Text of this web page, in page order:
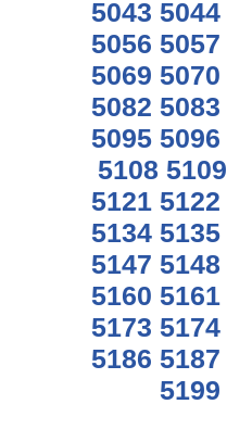
5043 5044
5056 5057
5069 5070
5082 5083
5095 5096
5108 5109
5121 5122
5134 5135
5147 5148
5160 5161
5173 5174
5186 5187
5199